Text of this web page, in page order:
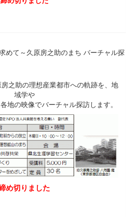
めて～久原房之助のまち バーチャル探
之助の理想産業都市への軌跡を、地
域学や
地の映像でバーチャル探訪します。
め切りました